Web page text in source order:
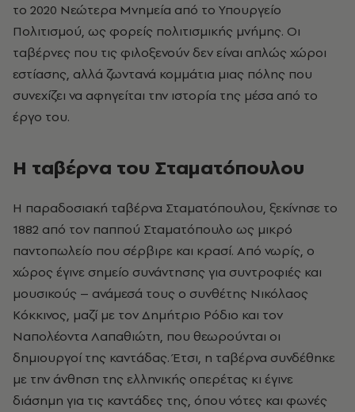
το 2020 Νεώτερα Μνημεία από το Υπουργείο
Πολιτισμού, ως φορείς πολιτισμικής μνήμης. Οι
ταβέρνες που τις φιλοξενούν δεν είναι απλώς χώροι
εστίασης, αλλά ζωντανά κομμάτια μιας πόλης που
συνεχίζει να αφηγείται την ιστορία της μέσα από το
έργο του.
Η ταβέρνα του Σταματόπουλου
Η παραδοσιακή ταβέρνα Σταματόπουλου, ξεκίνησε το
1882 από τον παππού Σταματόπουλο ως μικρό
παντοπωλείο που σέρβιρε και κρασί. Από νωρίς, ο
χώρος έγινε σημείο συνάντησης για συντροφιές και
μουσικούς – ανάμεσά τους ο συνθέτης Νικόλαος
Κόκκινος, μαζί με τον Δημήτριο Ρόδιο και τον
Ναπολέοντα Λαπαθιώτη, που θεωρούνται οι
δημιουργοί της καντάδας. Έτσι, η ταβέρνα συνδέθηκε
με την άνθηση της ελληνικής οπερέτας κι έγινε
διάσημη για τις καντάδες της, όπου νότες και φωνές